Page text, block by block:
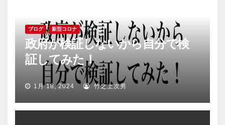
ブログ 新型コロナ
政府が検証しないから自分で検
証してみた！
1月 18, 2024 竹之上次男